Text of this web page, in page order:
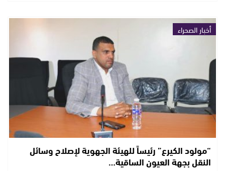
أخبار الصحراء
“مولود الكيرع” رئيساً للهيئة الجهوية لإصلاح وسائل
النقل بجهة العيون الساقية…